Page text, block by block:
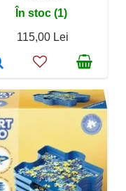
În stoc (1)
115,00 Lei